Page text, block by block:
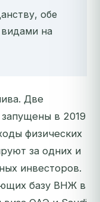
обе
на
Две
в 2019
физических
за одних и
инвесторов.
базу ВНЖ в